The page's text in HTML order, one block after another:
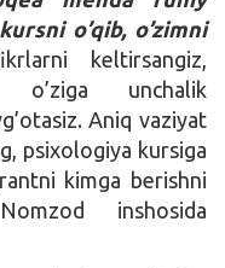
o’qib, o’zimni
keltirsangiz,
unchalik
Aniq vaziyat
psixologiya kursiga
kimga berishni
inshosida